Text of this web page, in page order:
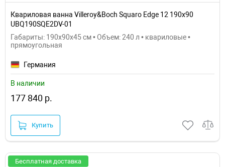
Квариловая ванна Villeroy&Boch Squaro Edge 12 190x90
UBQ190SQE2DV-01
Габариты: 190x90x45 см • Объем: 240 л • квариловые •
прямоугольная
Германия
В наличии
177 840 р.
Купить
Бесплатная доставка